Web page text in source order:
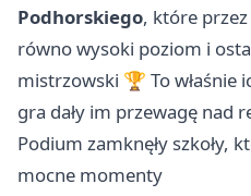
Podhorskiego, które przez
równo wysoki poziom i
mistrzowski 🏆 To właśnie
gra dały im przewagę nad
Podium zamknęły szkoły,
mocne momenty